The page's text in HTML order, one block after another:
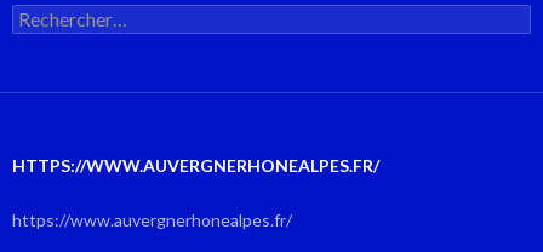
Rechercher :
HTTPS://WWW.AUVERGNERHONEALPES.FR/
https://www.auvergnerhonealpes.fr/